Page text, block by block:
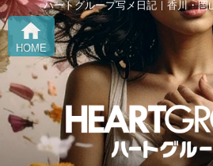
ハートグループ写メ日記｜香川・岡
home
HOME